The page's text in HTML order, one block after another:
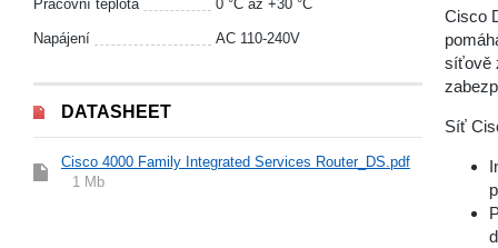
Pracovní teplota 0 °С až +30 °С
Napájení AC 110-240V
DATASHEET
Cisco 4000 Family Integrated Services Router_DS.pdf
1 Mb
Cisco
síťově
Síť